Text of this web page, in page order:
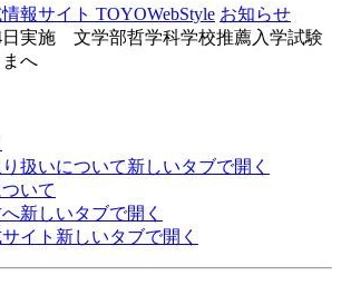
報サイト TOYOWebStyle お知らせ
日実施 文学部哲学科学校推薦入学試験
へ
扱いについて新しいタブで開く
いて
新しいタブで開く
イト 新しいタブで開く